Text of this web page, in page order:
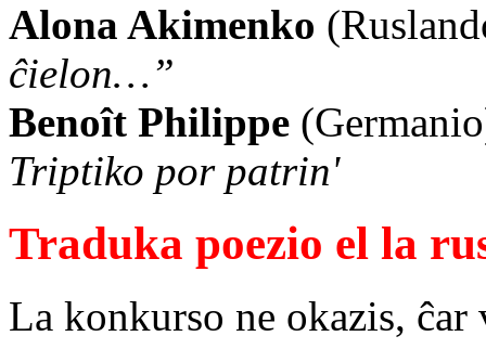
Alona Akimenko
ĉielon…”
Benoît Philippe
Triptiko por patrin'
Traduka poezio el la
La konkurso ne okazis,